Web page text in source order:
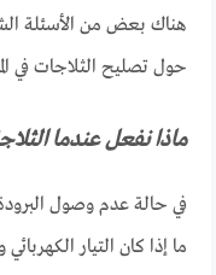
هناك بعض من الأسئلة
حول تصليح الثلاجات في
ماذا نفعل عندما
في حالة عدم وصول
ما إذا كان التيار